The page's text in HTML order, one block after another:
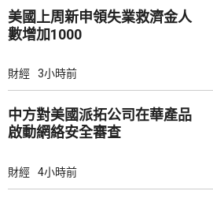
美國上周新申領失業救濟金人
數增加1000
財經 3小時前
中方對美國派拓公司在華產品
啟動網絡安全審查
財經 4小時前